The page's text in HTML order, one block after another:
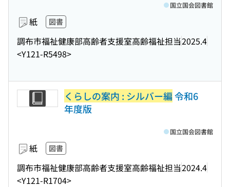
紙 図書
調布市福祉健康部高齢者支援室高齢福祉担当2025.4
<Y121-R5498>
国立国会図書館
くらしの案内 : シルバー編令和6
年度版
紙 図書
調布市福祉健康部高齢者支援室高齢福祉担当2024.4
<Y121-R1704>
国立国会図書館